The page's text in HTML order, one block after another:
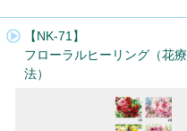
【NK-71】
フローラルヒーリング（花療
法）